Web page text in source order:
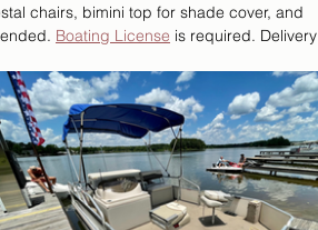
chairs, bimini top for shade cover, and
Boating License is required. Delivery